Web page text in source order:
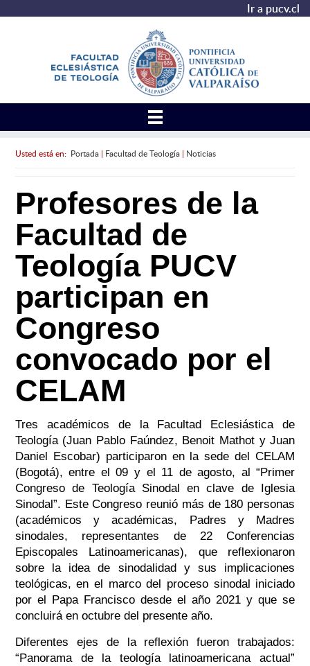
Ir a pucv.cl
Usted está en: Portada| Facultad de Teología| Noticias
Profesores de la
Facultad de
Teología PUCV
participan en
Congreso
convocado por el
CELAM
Tres académicos de la Facultad Eclesiástica de
Teología (Juan Pablo Faúndez, Benoit Mathot y Juan
Daniel Escobar) participaron en la sede del CELAM
(Bogotá), entre el 09 y el 11 de agosto, al “Primer
Congreso de Teología Sinodal en clave de Iglesia
Sinodal”. Este Congreso reunió más de 180 personas
(académicos y académicas, Padres y Madres
sinodales, representantes de 22 Conferencias
Episcopales Latinoamericanas), que reflexionaron
sobre la idea de sinodalidad y sus implicaciones
teológicas, en el marco del proceso sinodal iniciado
por el Papa Francisco desde el año 2021 y que se
concluirá en octubre del presente año.
Diferentes ejes de la reflexión fueron trabajados:
“Panorama de la teología latinoamericana actual”